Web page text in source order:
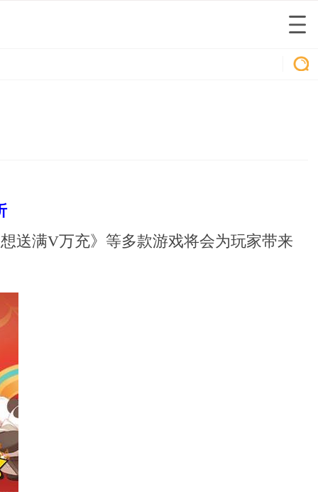
送满V万充》等多款游戏将会为玩家带来